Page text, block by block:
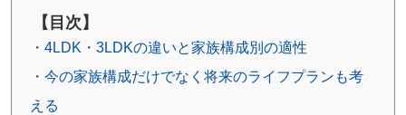
【目次】
・4LDK・3LDKの違いと家族構成別の適性
・今の家族構成だけでなく将来のライフプランも考
える